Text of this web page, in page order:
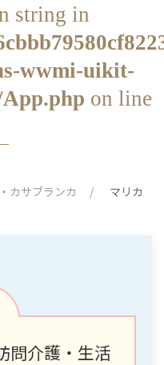
string in
wwmi-uikit-
on line
カサブランカ
マリカ
問介護・生活